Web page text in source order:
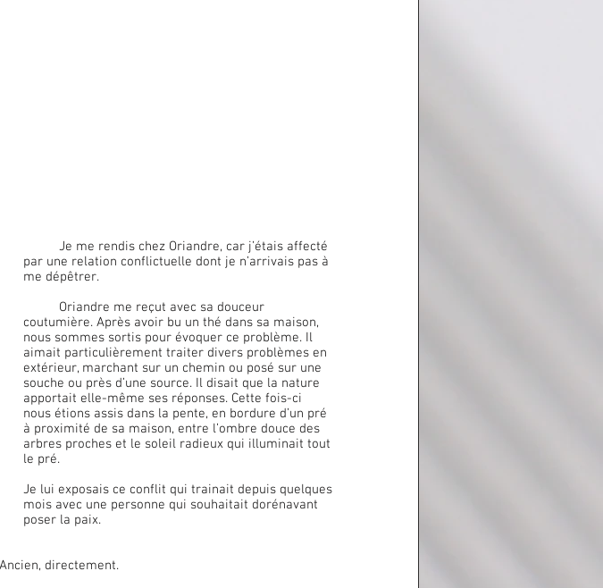
Je me rendis chez Oriandre, car j’étais affecté
par une relation conflictuelle dont je n’arrivais pas à
me dépêtrer.
coutumière. Après avoir bu un thé dans sa maison,
nous sommes sortis pour évoquer ce problème. Il
aimait particulièrement traiter divers problèmes en
extérieur, marchant sur un chemin ou posé sur une
souche ou près d’une source. Il disait que la nature
apportait elle-même ses réponses. Cette fois-ci
nous étions assis dans la pente, en bordure d’un pré
à proximité de sa maison, entre l’ombre douce des
arbres proches et le soleil radieux qui illuminait tout
le pré.
Je lui exposais ce conflit qui trainait depuis quelques
mois avec une personne qui souhaitait dorénavant
poser la paix.
directement.